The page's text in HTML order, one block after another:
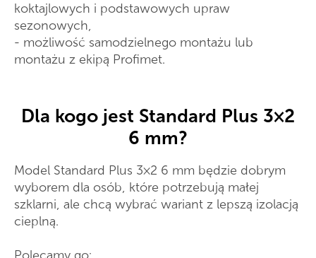
koktajlowych i podstawowych upraw
sezonowych,
- możliwość samodzielnego montażu lub
montażu z ekipą Profimet.
Dla kogo jest Standard Plus 3×2
6 mm?
Model Standard Plus 3×2 6 mm będzie dobrym
wyborem dla osób, które potrzebują małej
szklarni, ale chcą wybrać wariant z lepszą izolacją
cieplną.